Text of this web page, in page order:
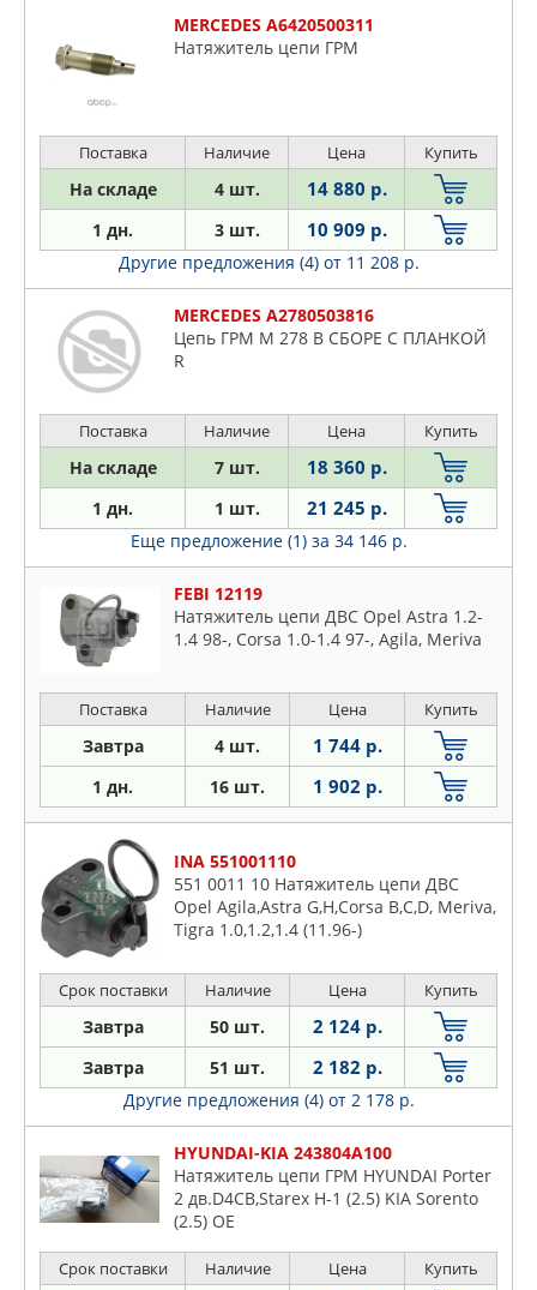
MERCEDES A6420500311
Натяжитель цепи ГРМ
Поставка Наличие Цена Купить
На складе 4 шт. 14 880 р.
1 дн. 3 шт. 10 909 р.
Другие предложения (4) от 11 208 р.
MERCEDES A2780503816
Цепь ГРМ M 278 В СБОРЕ С ПЛАНКОЙ
R
Поставка Наличие Цена Купить
На складе 7 шт. 18 360 р.
1 дн. 1 шт. 21 245 р.
Еще предложение (1) за 34 146 р.
FEBI 12119
Натяжитель цепи ДВС Opel Astra 1.2-
1.4 98-, Corsa 1.0-1.4 97-, Agila, Meriva
Поставка Наличие Цена Купить
Завтра 4 шт. 1 744 р.
1 дн. 16 шт. 1 902 р.
INA 551001110
551 0011 10 Натяжитель цепи ДВС
Opel Agila,Astra G,H,Corsa B,C,D, Meriva,
Tigra 1.0,1.2,1.4 (11.96-)
Срок поставки Наличие Цена Купить
Завтра 50 шт. 2 124 р.
Завтра 51 шт. 2 182 р.
Другие предложения (4) от 2 178 р.
HYUNDAI-KIA 243804A100
Натяжитель цепи ГРМ HYUNDAI Porter
2 дв.D4CB,Starex H-1 (2.5) KIA Sorento
(2.5) OE
Срок поставки Наличие Цена Купить